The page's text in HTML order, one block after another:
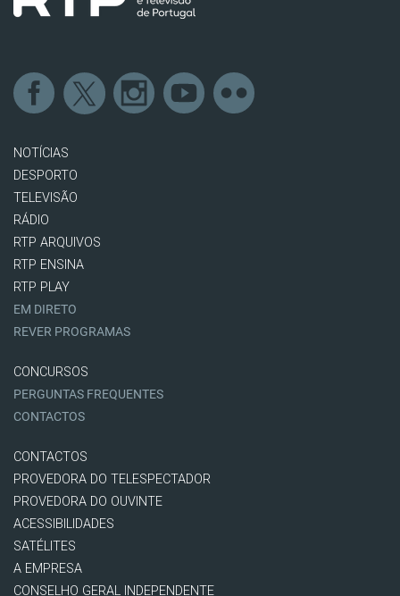
NOTÍCIAS
DESPORTO
TELEVISÃO
RÁDIO
RTP ARQUIVOS
RTP ENSINA
RTP PLAY
EM DIRETO
REVER PROGRAMAS
CONCURSOS
PERGUNTAS FREQUENTES
CONTACTOS
CONTACTOS
PROVEDORA DO TELESPECTADOR
PROVEDORA DO OUVINTE
ACESSIBILIDADES
SATÉLITES
A EMPRESA
CONSELHO GERAL INDEPENDENTE